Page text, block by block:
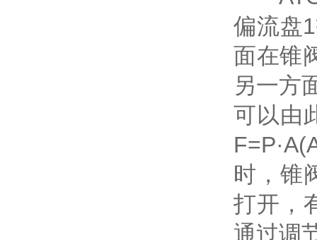
偏流盘
面在锥
另一方
可以由
时，锥
打开，
通过调